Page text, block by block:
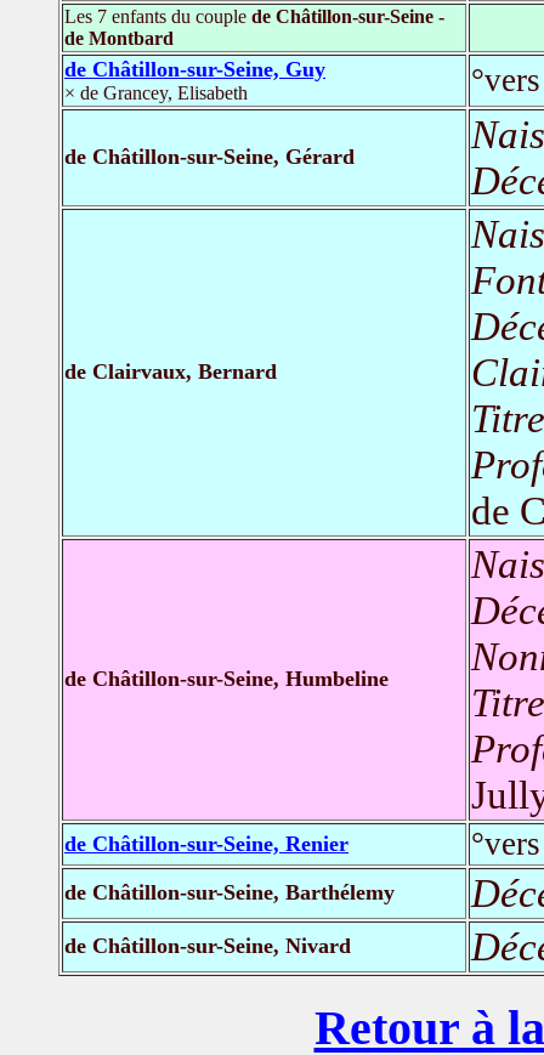
Les 7 enfants du couple de Châtillon-sur-Seine -
de Montbard
de Châtillon-sur-Seine, Guy
× de Grancey, Elisabeth
de Châtillon-sur-Seine, Gérard
de Clairvaux, Bernard
de
de Châtillon-sur-Seine, Humbeline
de Châtillon-sur-Seine, Renier
de Châtillon-sur-Seine, Barthélemy
de Châtillon-sur-Seine, Nivard
Retour à